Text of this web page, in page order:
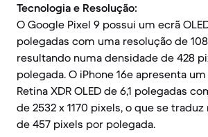
Tecnologia e Resolução:
O Google Pixel 9 possui um ecrã
polegadas com uma resolução de
resultando numa densidade de 428
polegada. O iPhone 16e apresenta
Retina XDR OLED de 6,1 polegadas
de 2532 x 1170 pixels, o que se
de 457 pixels por polegada.